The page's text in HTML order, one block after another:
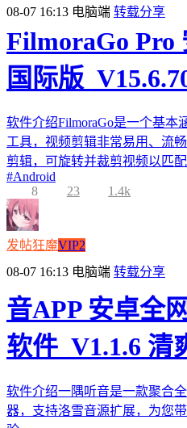
08-07 16:13 电脑端 转载分享
FilmoraGo Pro
国际版
软件介绍FilmoraGo是一个基本
工具，视频剪辑非常易用、流
剪辑，可旋转并裁剪视频以匹
#Android
8
23 1.4k
发帖狂魔VIP2
08-07 16:13 电脑端 转载分享
音APP 安卓全
软件_V1.1.6 清
软件介绍一隅听音是一款聚合
器，支持洛雪音源扩展，为您